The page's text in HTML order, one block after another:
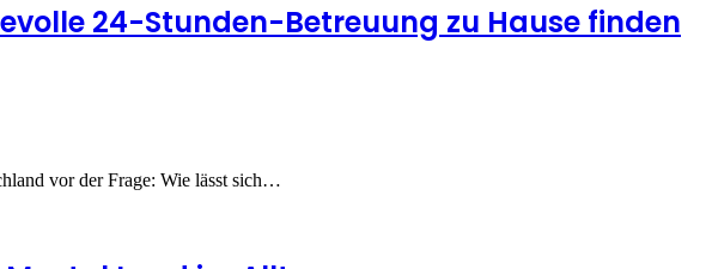
24-Stunden-Betreuung zu Hause finden
vor der Frage: Wie lässt sich…